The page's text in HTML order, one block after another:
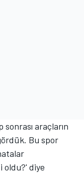
araçların
Bu spor
oldu?' diye